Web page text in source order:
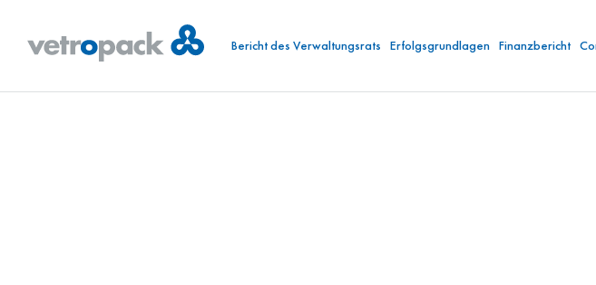
Bericht des Verwaltungsrats Erfolgsgrundlagen Finanzbericht